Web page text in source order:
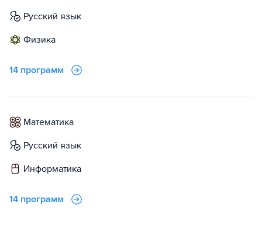
русский язык
физика
14 программ
математика
русский язык
информатика
14 программ